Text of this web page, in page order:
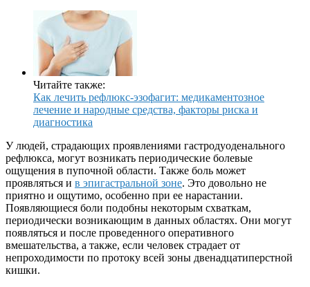
Читайте также:
Как лечить рефлюкс-эзофагит: медикаментозное
лечение и народные средства, факторы риска и
диагностика
У людей, страдающих проявлениями гастродуоденального
рефлюкса, могут возникать периодические болевые
ощущения в пупочной области. Также боль может
проявляться и в эпигастральной зоне. Это довольно не
приятно и ощутимо, особенно при ее нарастании.
Появляющиеся боли подобны некоторым схваткам,
периодически возникающим в данных областях. Они могут
появляться и после проведенного оперативного
вмешательства, а также, если человек страдает от
непроходимости по протоку всей зоны двенадцатиперстной
кишки.